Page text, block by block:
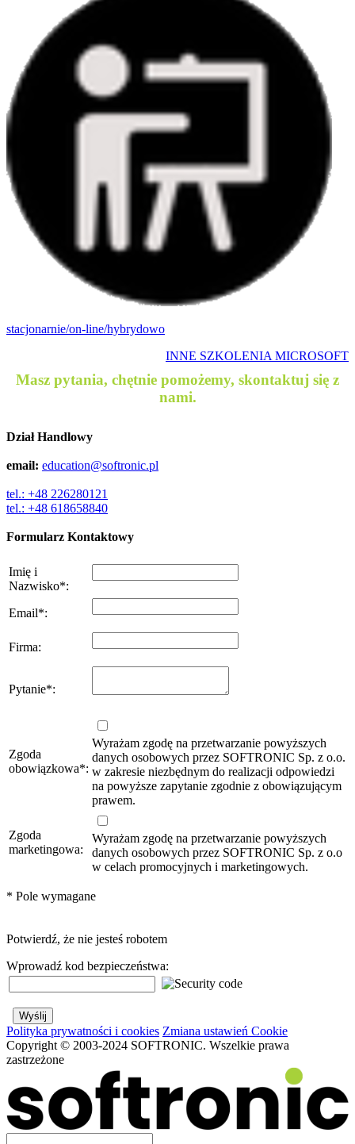
stacjonarnie/on-line/hybrydowo
INNE SZKOLENIA MICROSOFT
Masz pytania, chętnie pomożemy, skontaktuj się z
nami.
Dział Handlowy
email: education@softronic.pl
tel.: +48 226280121
tel.: +48 618658840
Formularz Kontaktowy
Imię i
Nazwisko*:
Email*:
Firma:
Pytanie*:
Zgoda
obowiązkowa*:
Wyrażam zgodę na przetwarzanie powyższych
danych osobowych przez SOFTRONIC Sp. z o.o.
w zakresie niezbędnym do realizacji odpowiedzi
na powyższe zapytanie zgodnie z obowiązującym
prawem.
Zgoda
marketingowa:
Wyrażam zgodę na przetwarzanie powyższych
danych osobowych przez SOFTRONIC Sp. z o.o
w celach promocyjnych i marketingowych.
* Pole wymagane
Potwierdź, że nie jesteś robotem
Wprowadź kod bezpieczeństwa:
Polityka prywatności i cookies Zmiana ustawień Cookie
Copyright © 2003-2024 SOFTRONIC. Wszelkie prawa
zastrzeżone